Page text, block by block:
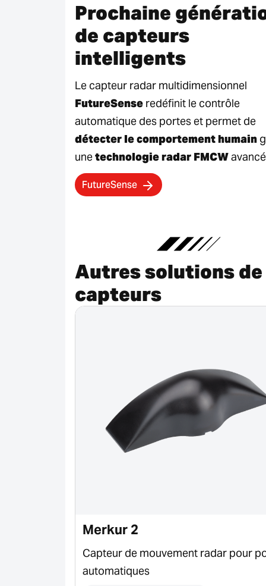
Prochaine
de capteurs
intelligents
Le capteur radar multidimensionnel
FutureSense redéfinit le contrôle
automatique des portes et permet de
détecter le comportement humain
unetechnologie radar FMCW
FutureSense
Autres solutions de
capteurs
Merkur 2
Capteur de mouvement radar pour
automatiques